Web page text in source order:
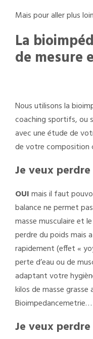
Mais pour aller plus
La
de mesure
Nous utilisons la
coaching sportifs, ou
avec une étude de
de votre composition
Je veux
OUImais il faut
balance ne permet
masse musculaire et
perdre du poids mais
rapidement (effet «
perte d’eau ou de
adaptant votre
kilos de masse grasse
Bioimpedancemetrie…
Je veux